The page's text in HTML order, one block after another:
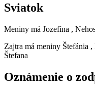
Sviatok
Meniny má Jozefína ,
Zajtra má meniny Štefánia ,
Štefana
Oznámenie o